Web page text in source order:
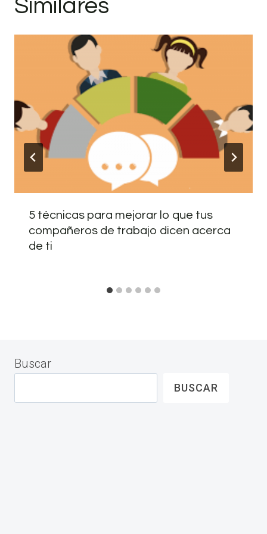
Similares
5 técnicas para mejorar lo que tus
compañeros de trabajo dicen acerca
de ti
Buscar
BUSCAR